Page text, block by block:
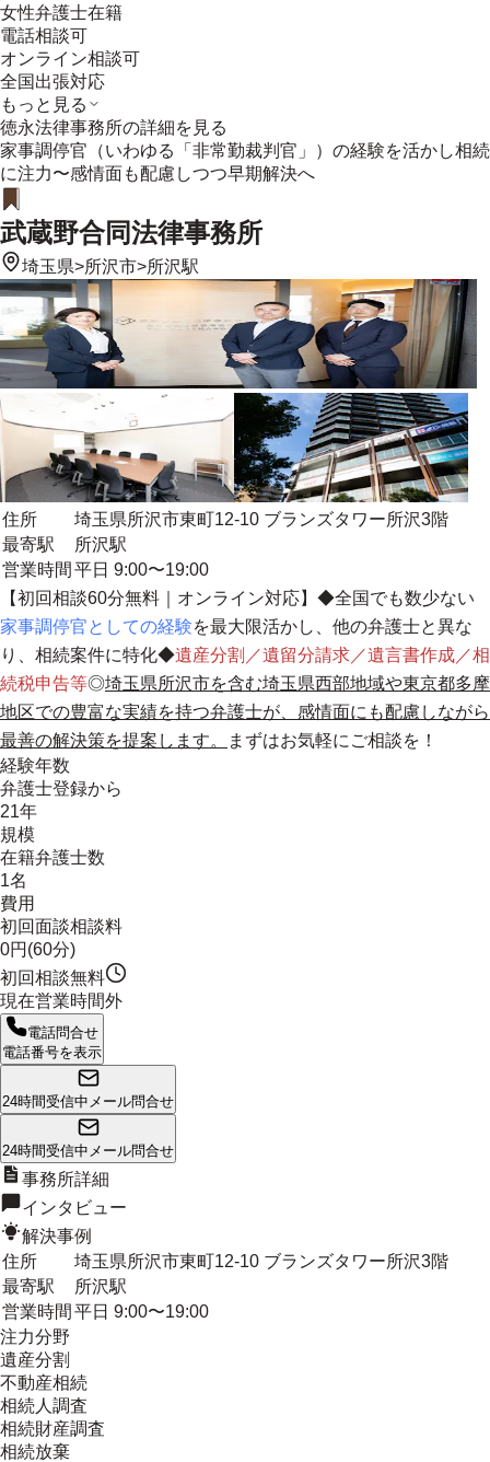
女性弁護士在籍
電話相談可
オンライン相談可
全国出張対応
もっと見る
徳永法律事務所の詳細を見る
家事調停官（いわゆる「非常勤裁判官」）の経験を活かし相続
に注力〜感情面も配慮しつつ早期解決へ
武蔵野合同法律事務所
埼玉県>所沢市>所沢駅
住所
埼玉県所沢市東町12-10 ブランズタワー所沢3階
最寄駅
所沢駅
営業時間 平日 9:00〜19:00
【初回相談60分無料｜オンライン対応】◆全国でも数少ない
家事調停官としての経験を最大限活かし、他の弁護士と異な
り、相続案件に特化◆遺産分割／遺留分請求／遺言書作成／相
続税申告等◎埼玉県所沢市を含む埼玉県西部地域や東京都多摩
地区での豊富な実績を持つ弁護士が、感情面にも配慮しながら
最善の解決策を提案します。
まずはお気軽にご相談を！
経験年数
弁護士登録から
21年
規模
在籍弁護士数
1名
費用
初回面談相談料
0円(60分)
初回相談無料
現在営業時間外
電話問合せ
電話番号を表示
24時間受信中 メール問合せ
24時間受信中 メール問合せ
事務所詳細
インタビュー
解決事例
住所
埼玉県所沢市東町12-10 ブランズタワー所沢3階
最寄駅
所沢駅
営業時間 平日 9:00〜19:00
注力分野
遺産分割
不動産相続
相続人調査
相続財産調査
相続放棄